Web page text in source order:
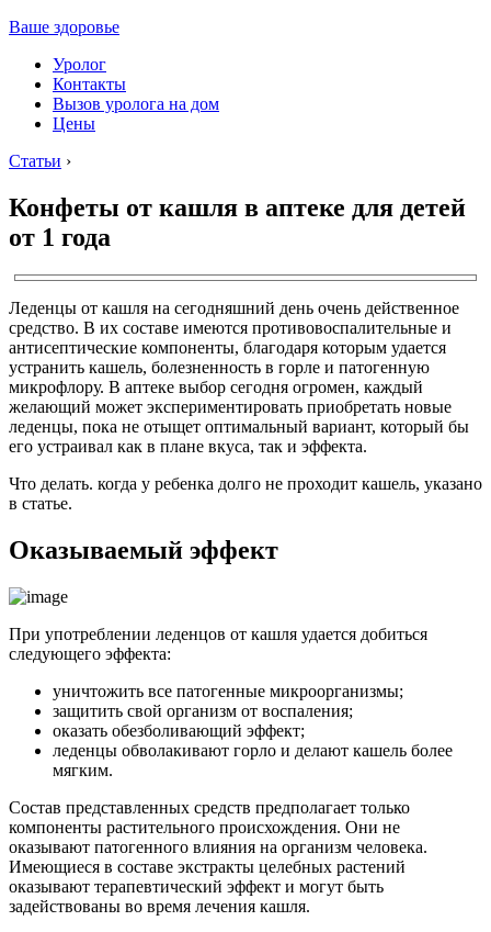
Ваше здоровье
Уролог
Контакты
Вызов уролога на дом
Цены
Статьи ›
Конфеты от кашля в аптеке для детей
от 1 года
Леденцы от кашля на сегодняшний день очень действенное
средство. В их составе имеются противовоспалительные и
антисептические компоненты, благодаря которым удается
устранить кашель, болезненность в горле и патогенную
микрофлору. В аптеке выбор сегодня огромен, каждый
желающий может экспериментировать приобретать новые
леденцы, пока не отыщет оптимальный вариант, который бы
его устраивал как в плане вкуса, так и эффекта.
Что делать. когда у ребенка долго не проходит кашель, указано
в статье.
Оказываемый эффект
При употреблении леденцов от кашля удается добиться
следующего эффекта:
уничтожить все патогенные микроорганизмы;
защитить свой организм от воспаления;
оказать обезболивающий эффект;
леденцы обволакивают горло и делают кашель более
мягким.
Состав представленных средств предполагает только
компоненты растительного происхождения. Они не
оказывают патогенного влияния на организм человека.
Имеющиеся в составе экстракты целебных растений
оказывают терапевтический эффект и могут быть
задействованы во время лечения кашля.